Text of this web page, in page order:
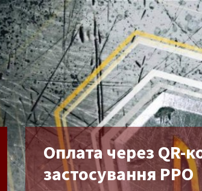
Оплата через QR-
застосування РРО